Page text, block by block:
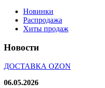
Новинки
Распродажа
Хиты продаж
Новости
ДОСТАВКА OZON
06.05.2026